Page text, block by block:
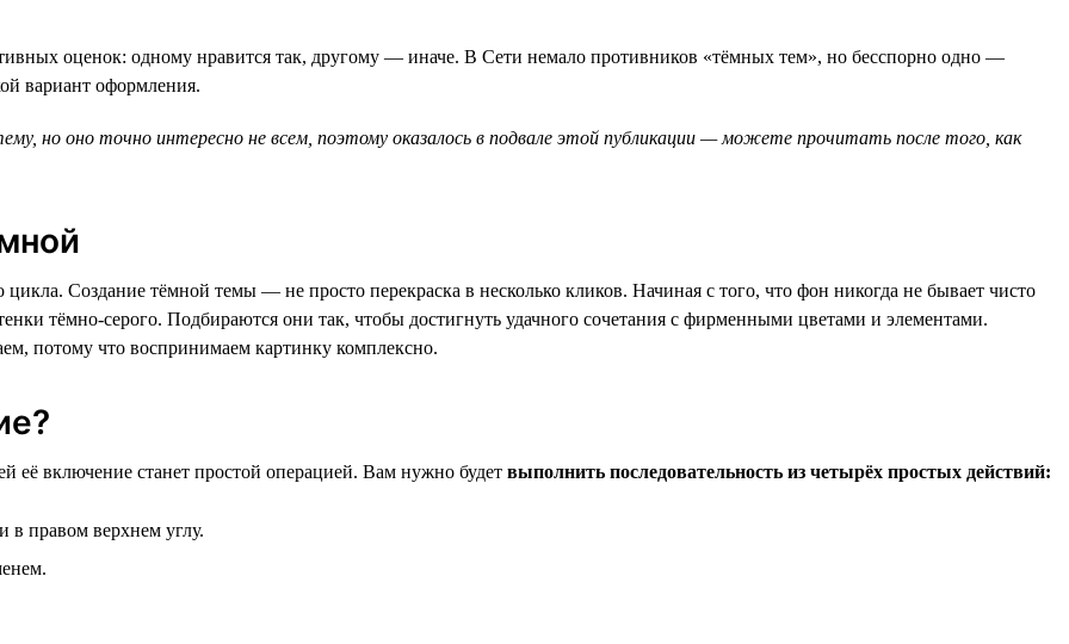
оценок: одному нравится так, другому — иначе. В Сети немало противников «тёмных тем», но бесспорно одно —
вариант оформления.
но оно точно интересно не всем, поэтому оказалось в подвале этой публикации — можете прочитать после того, как
Создание тёмной темы — не просто перекраска в несколько кликов. Начиная с того, что фон никогда не бывает чисто
тёмно-серого. Подбираются они так, чтобы достигнуть удачного сочетания с фирменными цветами и элементами.
потому что воспринимаем картинку комплексно.
её включение станет простой операцией. Вам нужно будет выполнить последовательность из четырёх простых действий:
в правом верхнем углу.